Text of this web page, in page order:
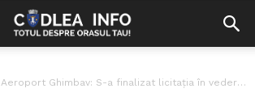
Aeroport Ghimbav: S-a finalizat licitația în vederea construirii terminalului de pasageri